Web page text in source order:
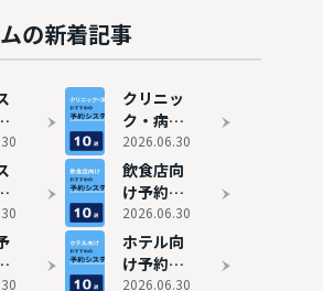
を解説
の新着記事
クリニッ
ク・病院
におすす
めの予約
システム
10選
2026.06.30
飲食店向
け予約シ
ステムお
すすめ10
選
2026.06.30
ホテル向
け予約シ
ステムお
2026.06.30